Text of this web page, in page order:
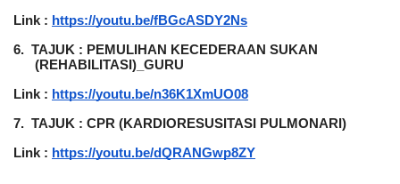
Link : https://youtu.be/fBGcASDY2Ns
6. TAJUK : PEMULIHAN KECEDERAAN SUKAN
(REHABILITASI)_GURU
Link : https://youtu.be/n36K1XmUO08
7. TAJUK : CPR (KARDIORESUSITASI PULMONARI)
Link : https://youtu.be/dQRANGwp8ZY